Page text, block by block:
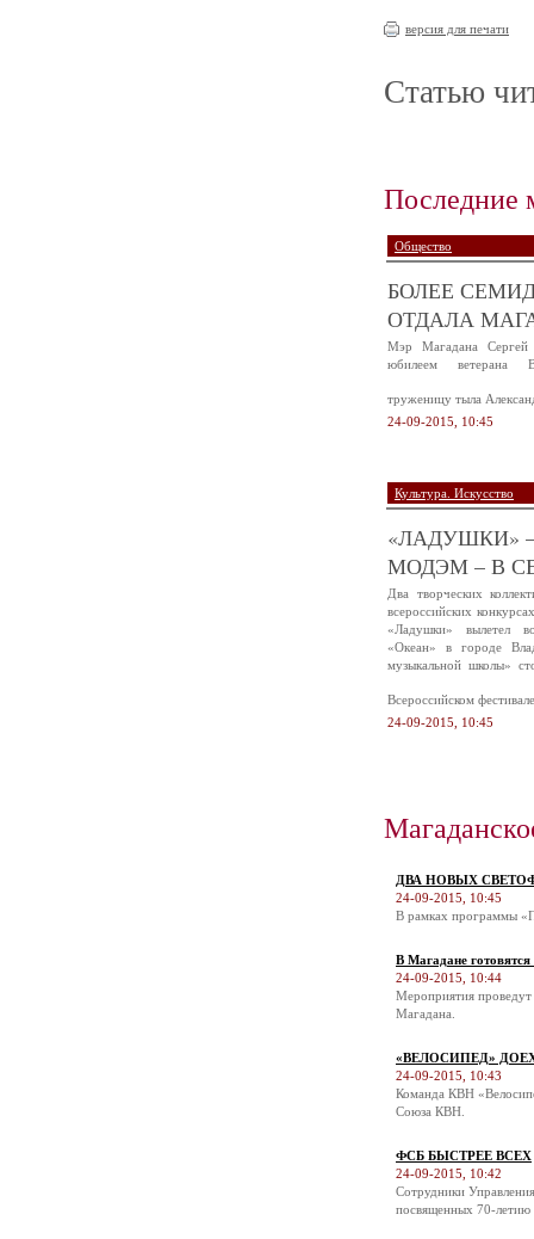
версия для печати
Статью
Последние
Общество
БОЛЕЕ
ОТДАЛА
Мэр Магадана Сергей
юбилеем ветерана
труженицу тыла
24-09-2015, 10:45
Культура. Искусство
«ЛАДУШКИ»
МОДЭМ – В
Два творческих
всероссийских
«Ладушки» вылетел
«Океан» в городе
музыкальной школы»
Всероссийском
24-09-2015, 10:45
ДВА НОВЫХ
24-09-2015, 10:45
В рамках программы
В Магадане
24-09-2015, 10:44
Мероприятия
Магадана.
«ВЕЛОСИПЕД»
24-09-2015, 10:43
Команда КВН
Союза КВН.
ФСБ БЫСТРЕЕ ВСЕХ
24-09-2015, 10:42
Сотрудники
посвященных 70-летию